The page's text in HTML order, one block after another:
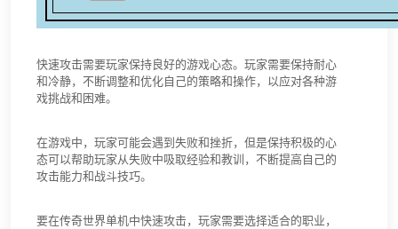
快速攻击需要玩家保持良好的游戏心态。玩家需要保持耐心
和冷静，不断调整和优化自己的策略和操作，以应对各种游
戏挑战和困难。
在游戏中，玩家可能会遇到失败和挫折，但是保持积极的心
态可以帮助玩家从失败中吸取经验和教训，不断提高自己的
攻击能力和战斗技巧。
要在传奇世界单机中快速攻击，玩家需要选择适合的职业，